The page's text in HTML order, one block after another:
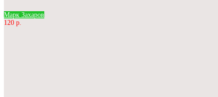
Марк Захаров
120 р.